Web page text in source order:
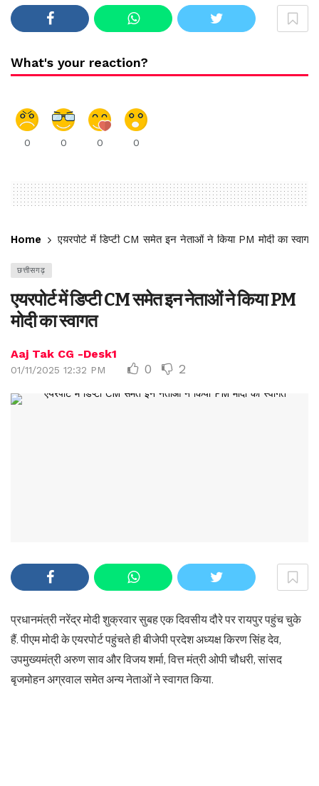
What's your reaction?
0 0 0 0
Home एयरपोर्ट में डिप्टी CM समेत इन नेताओं ने किया PM मोदी का स्वागत
छत्तीसगढ़
एयरपोर्ट में डिप्टी CM समेत इन नेताओं ने किया PM
मोदी का स्वागत
Aaj Tak CG -Desk1
01/11/2025 12:32 PM 0 2
प्रधानमंत्री नरेंद्र मोदी शुक्रवार सुबह एक दिवसीय दौरे पर रायपुर पहुंच चुके
हैं. पीएम मोदी के एयरपोर्ट पहुंचते ही बीजेपी प्रदेश अध्यक्ष किरण सिंह देव,
उपमुख्यमंत्री अरुण साव और विजय शर्मा, वित्त मंत्री ओपी चौधरी, सांसद
बृजमोहन अग्रवाल समेत अन्य नेताओं ने स्वागत किया.